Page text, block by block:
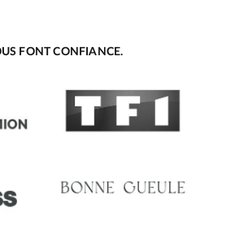
FONT CONFIANCE.